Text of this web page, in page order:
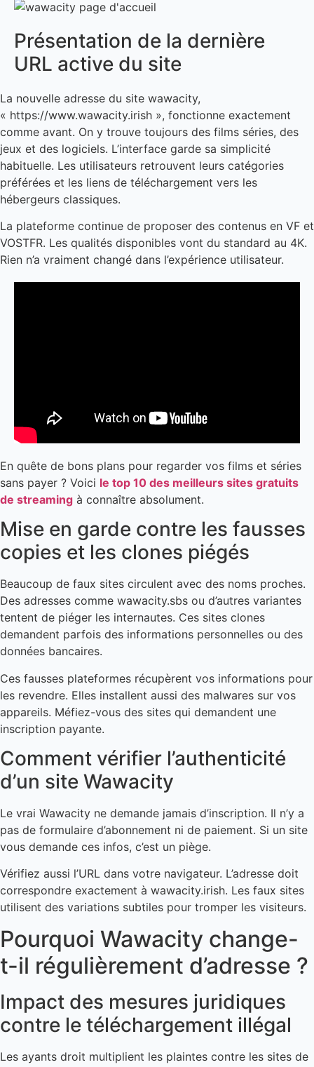
Présentation de la dernière
URL active du site
La nouvelle adresse du site wawacity,
« https://www.wawacity.irish », fonctionne exactement
comme avant. On y trouve toujours des films séries, des
jeux et des logiciels. L’interface garde sa simplicité
habituelle. Les utilisateurs retrouvent leurs catégories
préférées et les liens de téléchargement vers les
hébergeurs classiques.
La plateforme continue de proposer des contenus en VF et
VOSTFR. Les qualités disponibles vont du standard au 4K.
Rien n’a vraiment changé dans l’expérience utilisateur.
En quête de bons plans pour regarder vos films et séries
sans payer ? Voici le top 10 des meilleurs sites gratuits
de streaming à connaître absolument.
Mise en garde contre les fausses
copies et les clones piégés
Beaucoup de faux sites circulent avec des noms proches.
Des adresses comme wawacity.sbs ou d’autres variantes
tentent de piéger les internautes. Ces sites clones
demandent parfois des informations personnelles ou des
données bancaires.
Ces fausses plateformes récupèrent vos informations pour
les revendre. Elles installent aussi des malwares sur vos
appareils. Méfiez-vous des sites qui demandent une
inscription payante.
Comment vérifier l’authenticité
d’un site Wawacity
Le vrai Wawacity ne demande jamais d’inscription. Il n’y a
pas de formulaire d’abonnement ni de paiement. Si un site
vous demande ces infos, c’est un piège.
Vérifiez aussi l’URL dans votre navigateur. L’adresse doit
correspondre exactement à wawacity.irish. Les faux sites
utilisent des variations subtiles pour tromper les visiteurs.
Pourquoi Wawacity change-
t-il régulièrement d’adresse ?
Impact des mesures juridiques
contre le téléchargement illégal
Les ayants droit multiplient les plaintes contre les sites de